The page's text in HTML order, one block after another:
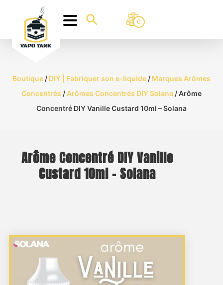
0
Boutique/ DIY | Fabriquer son e-liquide/ Marques Arômes
Concentrés / Arômes Concentrés DIY Solana/ Arôme
Concentré DIY Vanille Custard 10ml – Solana
Arôme Concentré DIY Vanille
Custard 10ml – Solana